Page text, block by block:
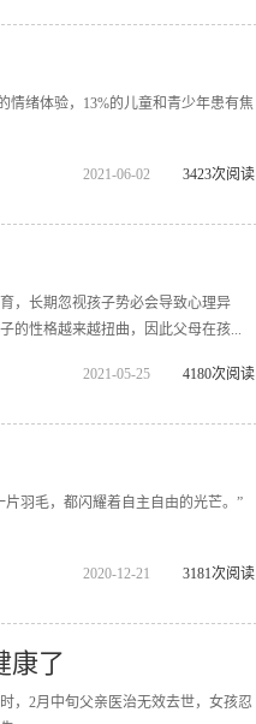
情绪体验，13%的儿童和青少年患有焦
2021-06-02 3423次阅读
，长期忽视孩子势必会导致心理异
的性格越来越扭曲，因此父母在孩...
2021-05-25 4180次阅读
羽毛，都闪耀着自主自由的光芒。”
2020-12-21 3181次阅读
康了
，2月中旬父亲医治无效去世，女孩忍